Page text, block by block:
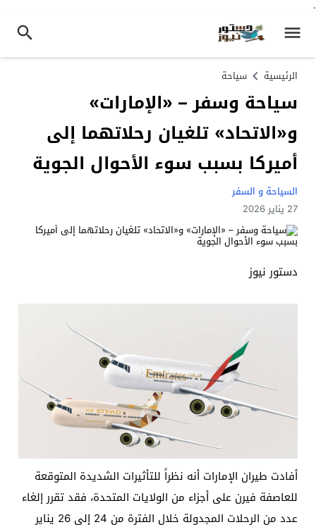
.
الرئيسية سياحة
سياحة وسفر – «الإمارات»
و«الاتحاد» تلغيان رحلاتهما إلى
أميركا بسبب سوء الأحوال الجوية
السياحة و السفر
27 يناير 2026
دستور نيوز
أفادت طيران الإمارات أنه نظراً للتأثيرات الشديدة المتوقعة
للعاصفة فيرن على أجزاء من الولايات المتحدة، فقد تقرر إلغاء
عدد من الرحلات المجدولة خلال الفترة من 24 إلى 26 يناير